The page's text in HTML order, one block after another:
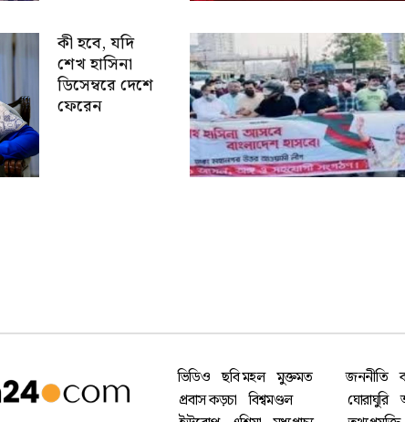
কী হবে, যদি
শেখ হাসিনা
ডিসেম্বরে দেশে
ফেরেন
ভিডিও ছবি মহল মুক্তমত
প্রবাস কড়চা বিশ্বমণ্ডল
জননীতি
ঘোরাঘুরি